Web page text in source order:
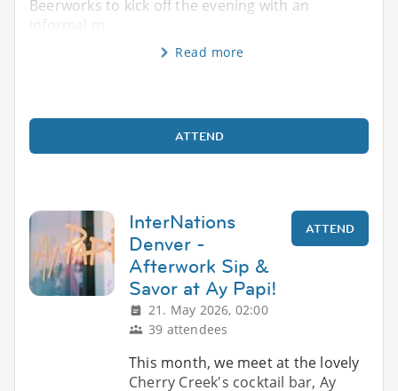
Beerworks to kick off the evening with an
informal m
Read more
ATTEND
InterNations
Denver -
Afterwork Sip &
Savor at Ay Papi!
21. May 2026, 02:00
39 attendees
ATTEND
This month, we meet at the lovely
Cherry Creek's cocktail bar, Ay